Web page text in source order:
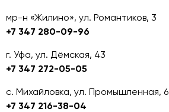
мр-н «Жилино», ул. Романтиков, 3
+7 347 280-09-96
г. Уфа, ул. Дёмская, 43
+7 347 272-05-05
с. Михайловка, ул. Промышленная, 6
+7 347 216-38-04